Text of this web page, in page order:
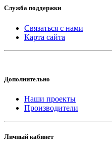
Служба поддержки
Связаться с нами
Карта сайта
Дополнительно
Наши проекты
Производители
Личный кабинет